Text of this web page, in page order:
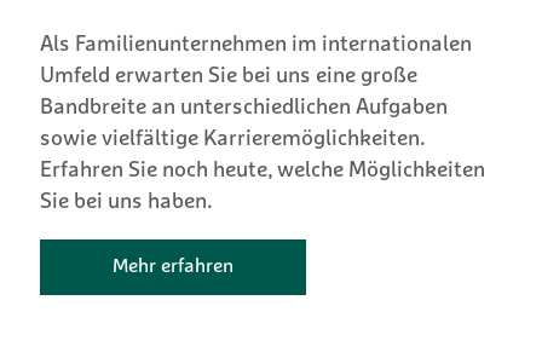
Als Familienunternehmen im internationalen
Umfeld erwarten Sie bei uns eine große
Bandbreite an unterschiedlichen Aufgaben
sowie vielfältige Karrieremöglichkeiten.
Erfahren Sie noch heute, welche Möglichkeiten
Sie bei uns haben.
Mehr erfahren